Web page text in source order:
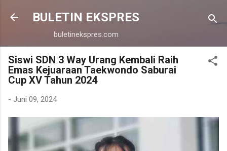
Langsung ke konten utama
BULETIN EKSPRES
buletinekspres.com
Siswi SDN 3 Way Urang Kembali Raih
Emas Kejuaraan Taekwondo Saburai
Cup XV Tahun 2024
- Juni 09, 2024